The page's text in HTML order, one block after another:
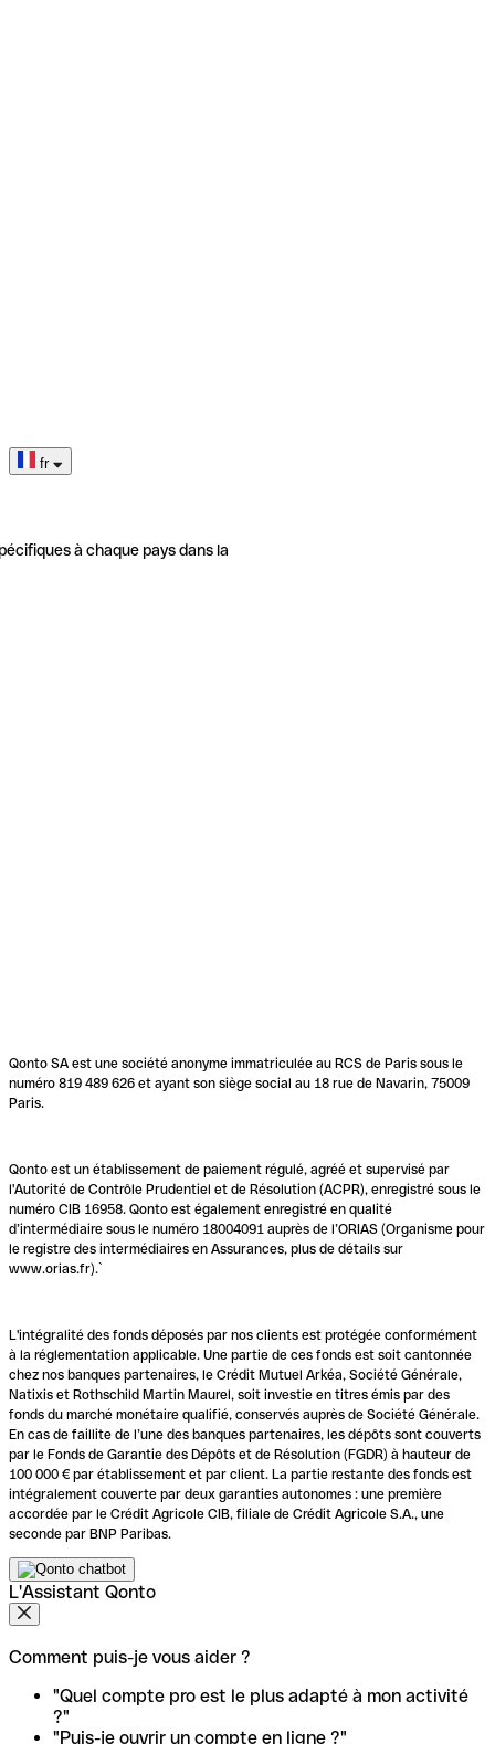
fr
à chaque pays dans la
Qonto SA est une société anonyme immatriculée au RCS de Paris sous le
numéro 819 489 626 et ayant son siège social au 18 rue de Navarin, 75009
Paris.
Qonto est un établissement de paiement régulé, agréé et supervisé par
l'Autorité de Contrôle Prudentiel et de Résolution (ACPR), enregistré sous le
numéro CIB 16958. Qonto est également enregistré en qualité
d’intermédiaire sous le numéro 18004091 auprès de l’ORIAS (Organisme pour
le registre des intermédiaires en Assurances, plus de détails sur
www.orias.fr).`
L'intégralité des fonds déposés par nos clients est protégée conformément
à la réglementation applicable. Une partie de ces fonds est soit cantonnée
chez nos banques partenaires, le Crédit Mutuel Arkéa, Société Générale,
Natixis et Rothschild Martin Maurel, soit investie en titres émis par des
fonds du marché monétaire qualifié, conservés auprès de Société Générale.
En cas de faillite de l’une des banques partenaires, les dépôts sont couverts
par le Fonds de Garantie des Dépôts et de Résolution (FGDR) à hauteur de
100 000 € par établissement et par client. La partie restante des fonds est
intégralement couverte par deux garanties autonomes : une première
accordée par le Crédit Agricole CIB, filiale de Crédit Agricole S.A., une
seconde par BNP Paribas.
L'Assistant Qonto
Comment puis-je vous aider ?
"Quel compte pro est le plus adapté à mon activité
?"
"Puis-je ouvrir un compte en ligne ?"